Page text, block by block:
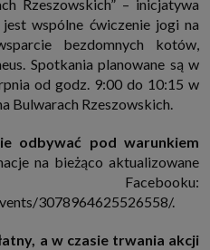
prosimy, administratorami Twoich
Zaufani Partnerzy. Listę Zaufanych
momencie na stronie naszej
lub cofnąć swoje zgody.
realizację danej usługi (np. usługi
się z jednym z naszych serwisów
serwisu), to możemy przetwarzać
realizacji tej umowy.
(np. sprawdzenie, czy do Twojego
treści w usługach), jak
Rzeszowskich” – inicjatywa
wspólne ćwiczenie jogi na
bezdomnych kotów,
Spotkania planowane są w
od godz. 9:00 do 10:15 w
Bulwarach Rzeszowskich.
odbywać pod warunkiem
na bieżąco aktualizowane
3078964625526558/.
a w czasie trwania akcji